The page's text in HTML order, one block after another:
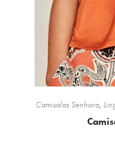
Camisolas Senhora,